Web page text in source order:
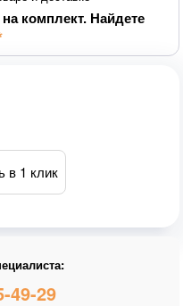
комплект. Найдете
в 1 клик
49-29